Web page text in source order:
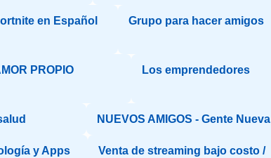
en Español Grupo para hacer amigos
PROPIO Los emprendedores
NUEVOS AMIGOS - Gente Nueva
y Apps Venta de streaming bajo costo /